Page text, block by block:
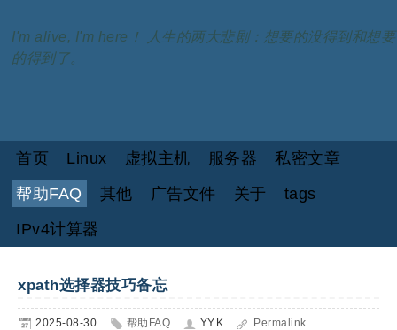
I'm alive, I'm here！ 人生的两大悲剧：想要的没得到和想要
的得到了。
首页 Linux 虚拟主机 服务器
私密文章
帮助FAQ
其他 广告文件 关于
tags
IPv4计算器
xpath选择器技巧备忘
2025-08-30 帮助FAQ YY.K Permalink